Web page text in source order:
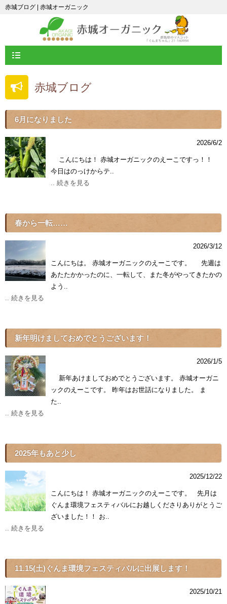
赤城ブログ | 赤城オーガニック
赤城ブログ
6月になりました
2026/6/2
こんにちは！ 赤城オーガニックのえーこですっ！！
今日はのっけからテ..
.. 続きを見る
春から一転……
2026/3/12
こんにちは。 赤城オーガニックのえーこです。 先週は
あたたかかったのに、一転して、また冬がやってきたかの
よう..
.. 続きを見る
新年明けましておめでとうございます！
2026/1/5
新年あけましておめでとうございます。 赤城オーガニ
ックのえーこです。 昨年はお世話になりました。 ま
た..
.. 続きを見る
2025年もあと少し
2025/12/22
こんにちは！ 赤城オーガニックのえーこです。 先月は
ぐんま環境フェスティバルにお越しくださりありがとうご
ざいました！！ お..
.. 続きを見る
11.15(土)ぐんま環境フェスティバルに出展します！
2025/10/21